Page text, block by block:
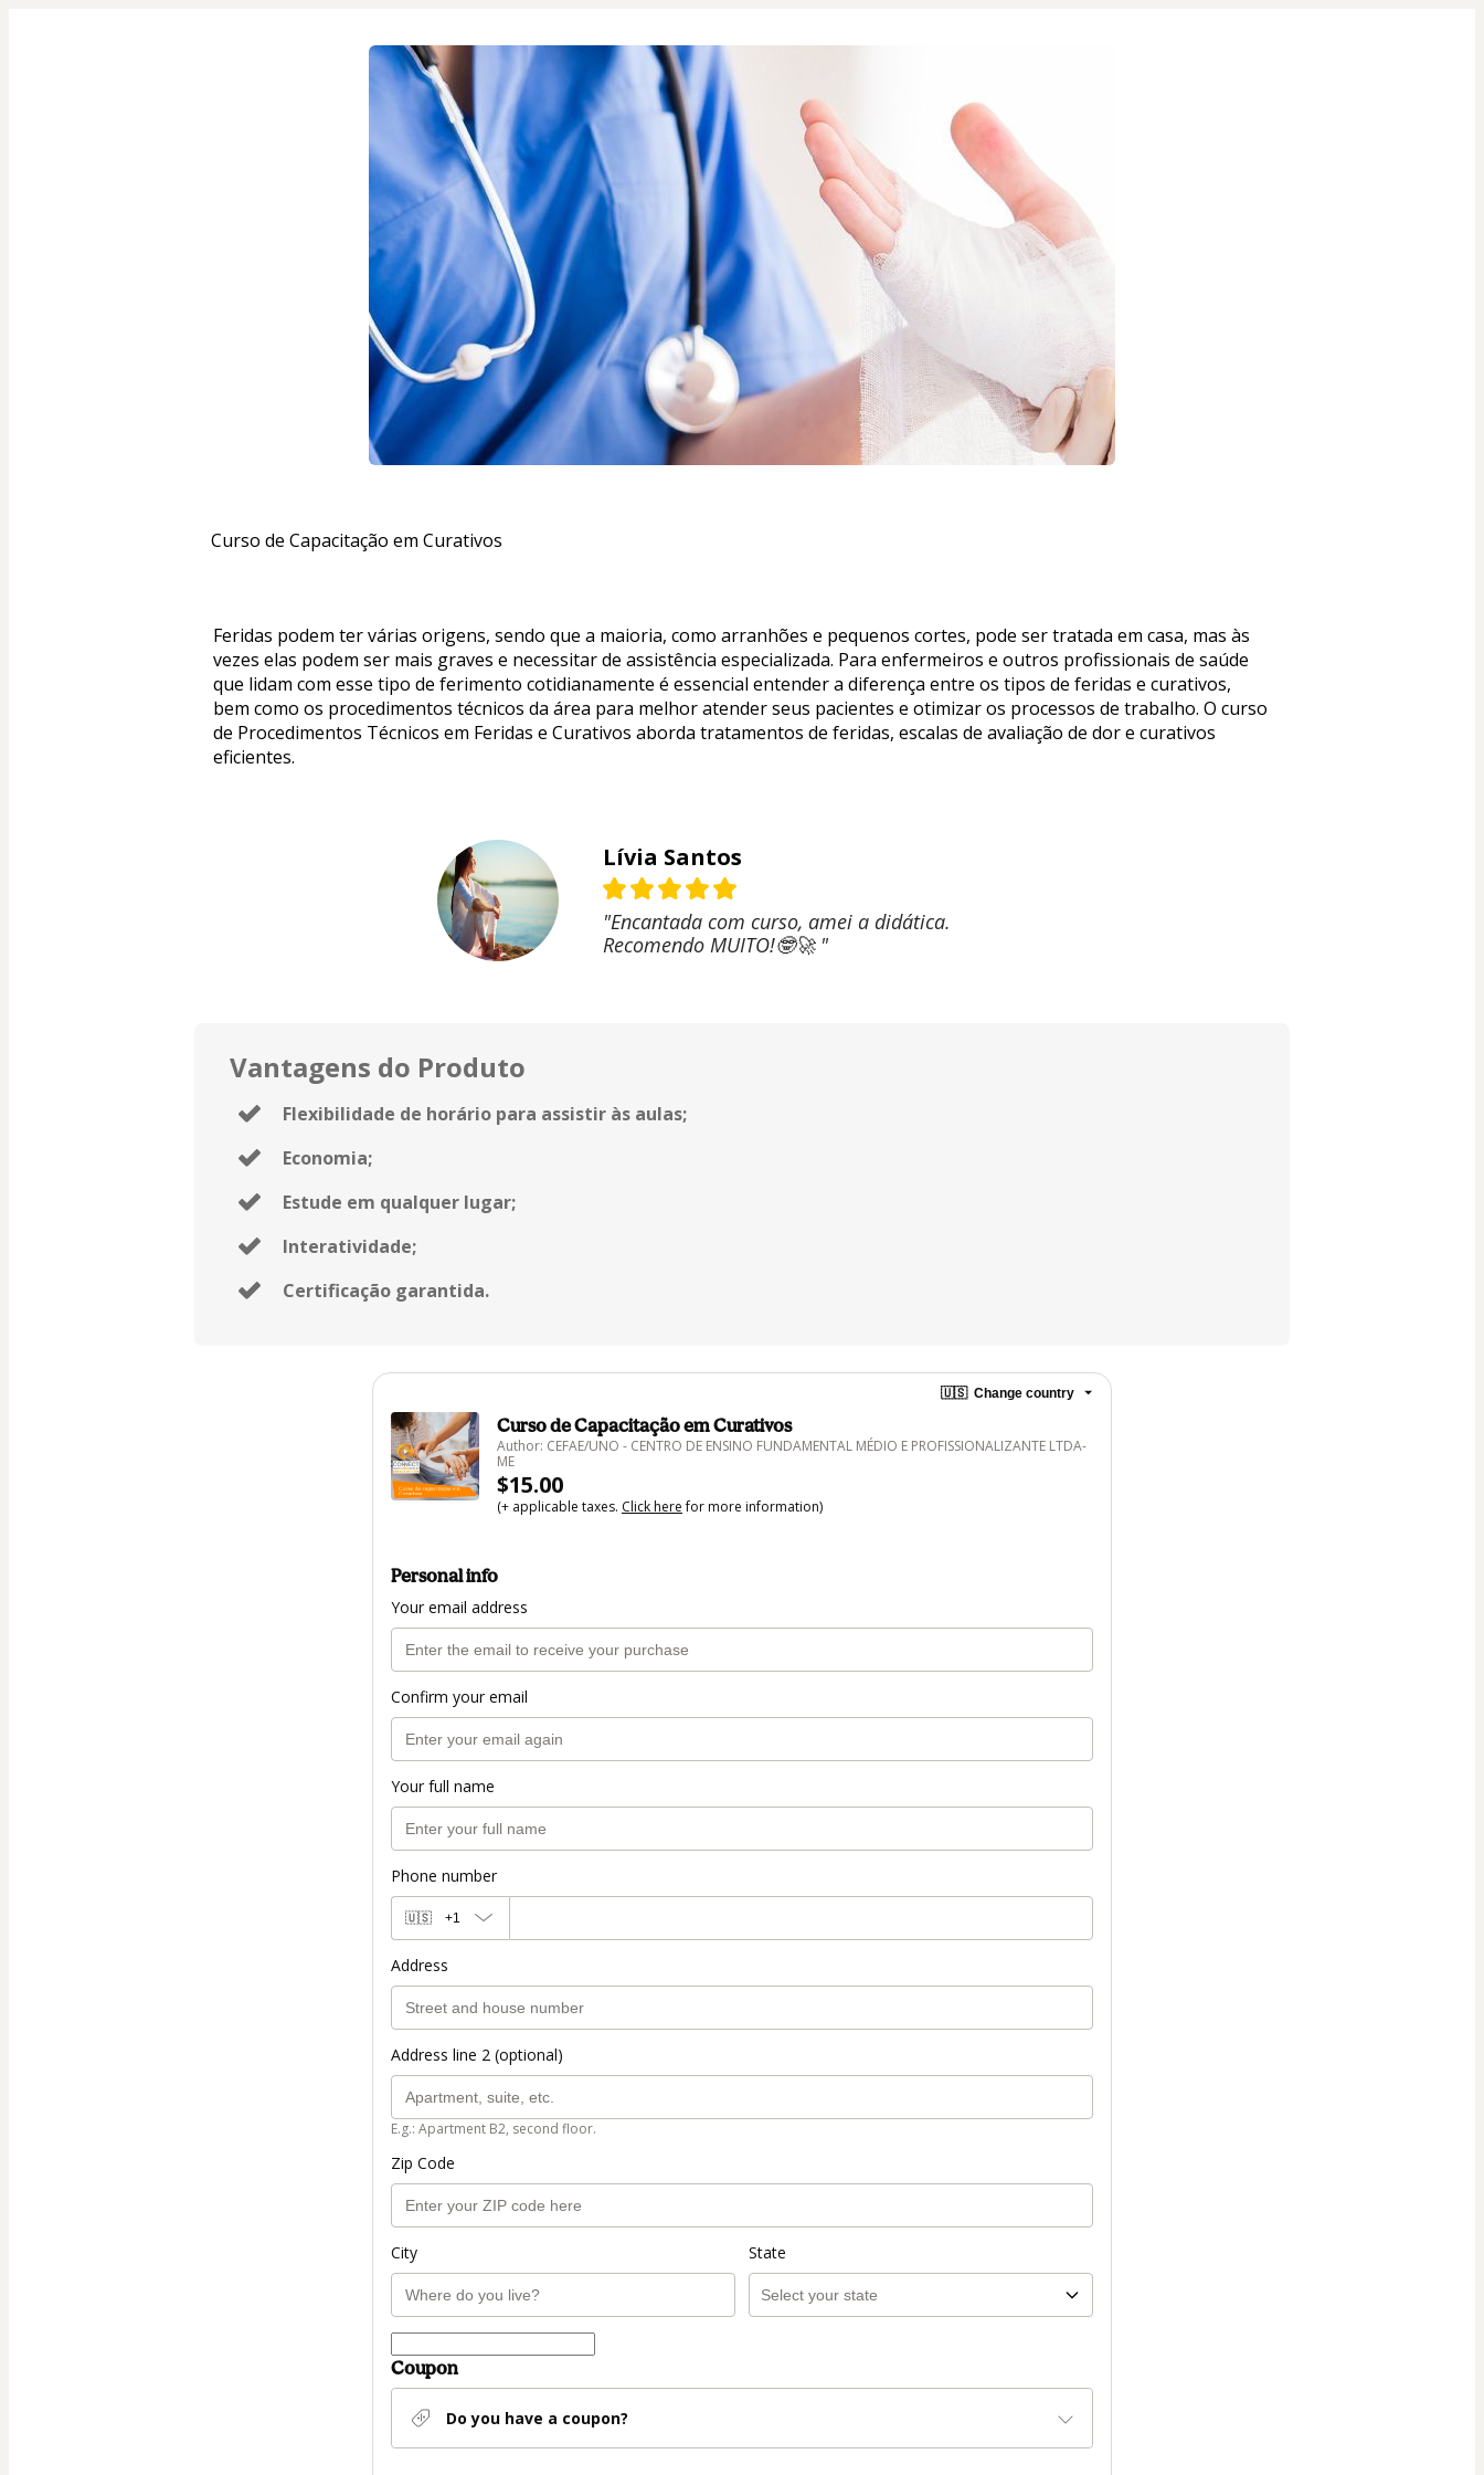
Curso de Capacitação em Curativos
Feridas podem ter várias origens, sendo que a maioria, como arranhões e pequenos cortes, pode ser tratada em casa, mas às
vezes elas podem ser mais graves e necessitar de assistência especializada. Para enfermeiros e outros profissionais de saúde
que lidam com esse tipo de ferimento cotidianamente é essencial entender a diferença entre os tipos de feridas e curativos,
bem como os procedimentos técnicos da área para melhor atender seus pacientes e otimizar os processos de trabalho. O curso
de Procedimentos Técnicos em Feridas e Curativos aborda tratamentos de feridas, escalas de avaliação de dor e curativos
eficientes.
Lívia Santos
"Encantada com curso, amei a didática.
Recomendo MUITO!🤓🚀 "
Vantagens do Produto
Flexibilidade de horário para assistir às aulas;
Economia;
Estude em qualquer lugar;
Interatividade;
Certificação garantida.
🇺🇸 Change country
Curso de Capacitação em Curativos
Author: CEFAE/UNO - CENTRO DE ENSINO FUNDAMENTAL MÉDIO E PROFISSIONALIZANTE LTDA-
ME
$15.00
(+ applicable taxes. Click herefor more information)
Personal info
Your email address
Confirm your email
Your full name
Phone number
🇺🇸 +1
Address
Address line 2 (optional)
E.g.: Apartment B2, second floor.
Zip Code
City State
Coupon
Do you have a coupon?